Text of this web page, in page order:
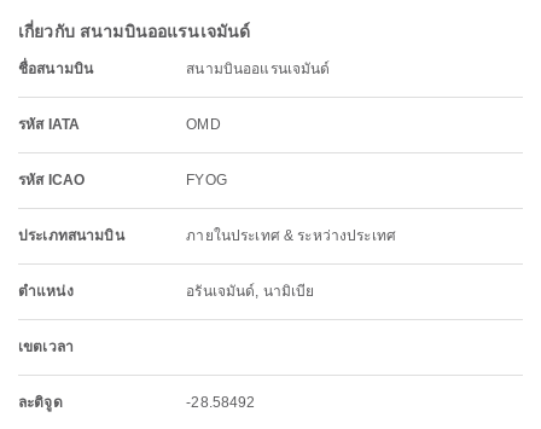
เกี่ยวกับ สนามบินออแรนเจมันด์
ชื่อสนามบิน สนามบินออแรนเจมันด์
รหัส IATA OMD
รหัส ICAO FYOG
ประเภทสนามบิน ภายในประเทศ & ระหว่างประเทศ
ตำแหน่ง อรันเจมันด์, นามิเบีย
เขตเวลา
ละติจูด -28.58492